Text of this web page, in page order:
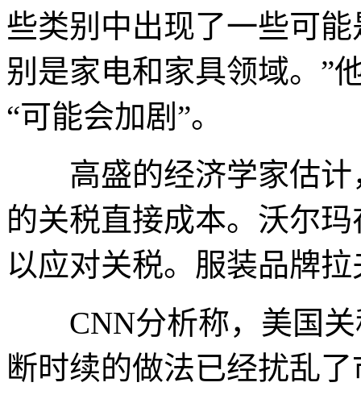
些类别中出现了一些可
别是家电和家具领域。”
“可能会加剧”。
高盛的经济学家估计
的关税直接成本。沃尔
以应对关税。服装品牌
CNN分析称，美国关
断时续的做法已经扰乱